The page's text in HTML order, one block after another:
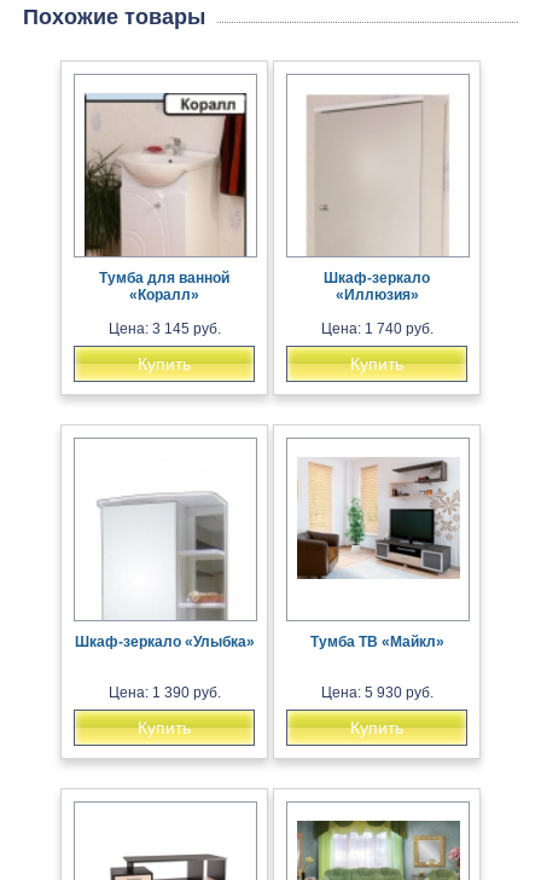
Похожие товары
Тумба для ванной
«Коралл»
Цена: 3 145 руб.
Купить
Шкаф-зеркало
«Иллюзия»
Цена: 1 740 руб.
Купить
Шкаф-зеркало «Улыбка»
Цена: 1 390 руб.
Купить
Тумба ТВ «Майкл»
Цена: 5 930 руб.
Купить